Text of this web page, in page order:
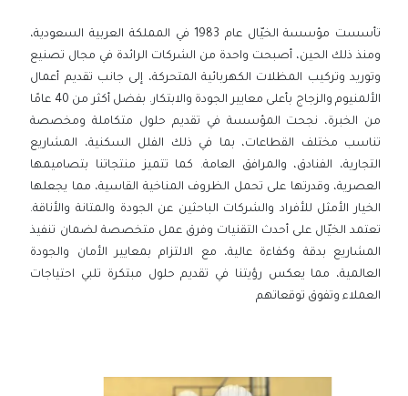
تأسست مؤسسة الخيّال عام 1983 في المملكة العربية السعودية،
ومنذ ذلك الحين، أصبحت واحدة من الشركات الرائدة في مجال تصنيع
وتوريد وتركيب المظلات الكهربائية المتحركة، إلى جانب تقديم أعمال
الألمنيوم والزجاج بأعلى معايير الجودة والابتكار. بفضل أكثر من 40 عامًا
من الخبرة، نجحت المؤسسة في تقديم حلول متكاملة ومخصصة
تناسب مختلف القطاعات، بما في ذلك الفلل السكنية، المشاريع
التجارية، الفنادق، والمرافق العامة. كما تتميز منتجاتنا بتصاميمها
العصرية، وقدرتها على تحمل الظروف المناخية القاسية، مما يجعلها
الخيار الأمثل للأفراد والشركات الباحثين عن الجودة والمتانة والأناقة.
تعتمد الخيّال على أحدث التقنيات وفرق عمل متخصصة لضمان تنفيذ
المشاريع بدقة وكفاءة عالية، مع الالتزام بمعايير الأمان والجودة
العالمية، مما يعكس رؤيتنا في تقديم حلول مبتكرة تلبي احتياجات
العملاء وتفوق توقعاتهم